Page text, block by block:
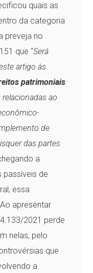
quais as
da categoria
preveja no
que “Será
artigo às
patrimoniais
ao
de
das partes
a
passíveis de
essa
apresentar
2021 perde
nelas, pelo
que
a